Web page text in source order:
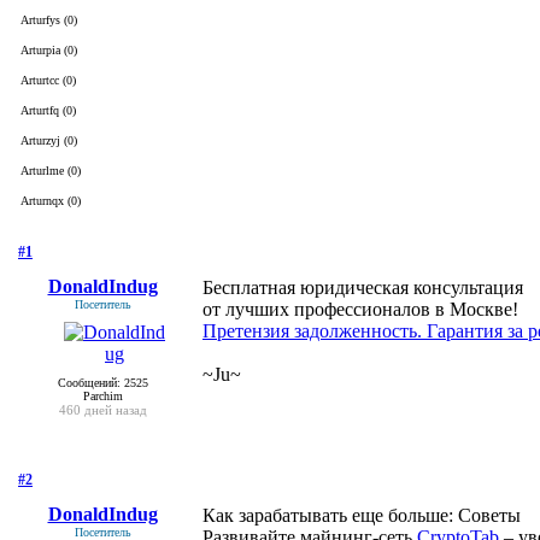
Arturfys (0)
Arturpia (0)
Arturtcc (0)
Arturtfq (0)
Arturzyj (0)
Arturlme (0)
Arturnqx (0)
#1
DonaldIndug
Посетитель
Сообщений: 2525
Parchim
460 дней назад
Бесплатная юридическая консультация
от лучших профессионалов в Москве!
Претензия задолженность. Гарантия за
~Ju~
#2
DonaldIndug
Посетитель
Как зарабатывать еще больше: Советы